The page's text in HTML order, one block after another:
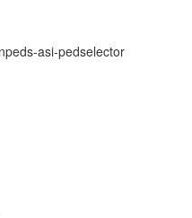
asi-pedselector